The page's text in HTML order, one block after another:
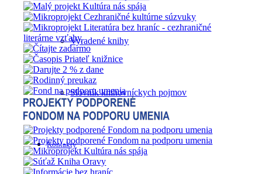
Vyradené knihy
Slovník knihovníckych pojmov
Kontakty